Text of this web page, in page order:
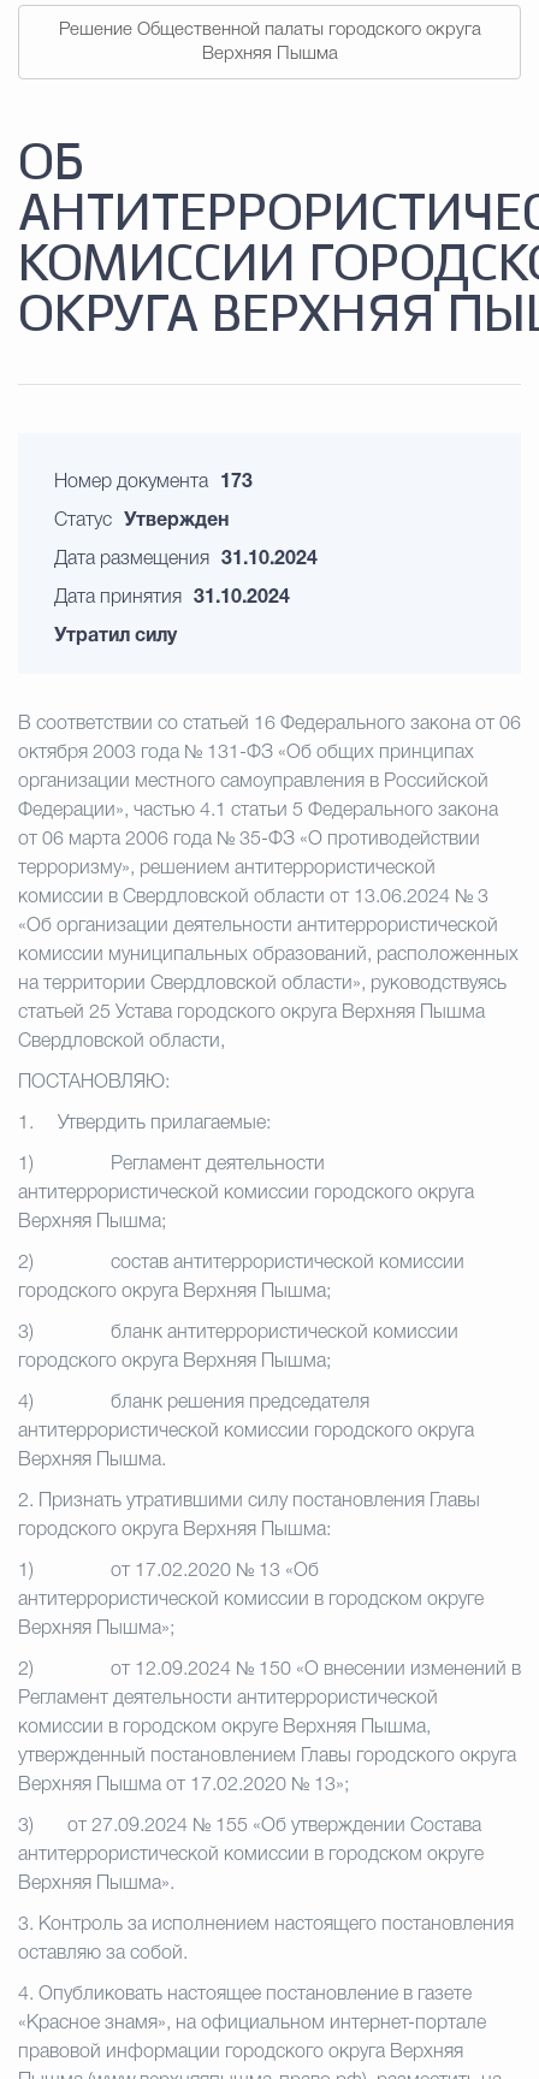
Решение Общественной палаты городского округа
Верхняя Пышма
ОБ
КОМИССИИ
ОКРУГА ВЕРХНЯЯ
Номер документа 173
Статус Утвержден
Дата размещения 31.10.2024
Дата принятия 31.10.2024
Утратил силу
В соответствии со статьей 16 Федерального закона от 06
октября 2003 года № 131-ФЗ «Об общих принципах
организации местного самоуправления в Российской
Федерации», частью 4.1 статьи 5 Федерального закона
от 06 марта 2006 года № 35-ФЗ «О противодействии
терроризму», решением антитеррористической
комиссии в Свердловской области от 13.06.2024 № 3
«Об организации деятельности антитеррористической
комиссии муниципальных образований, расположенных
на территории Свердловской области», руководствуясь
статьей 25 Устава городского округа Верхняя Пышма
Свердловской области,
ПОСТАНОВЛЯЮ:
1. Утвердить прилагаемые:
1) Регламент деятельности
антитеррористической комиссии городского округа
Верхняя Пышма;
2) состав антитеррористической комиссии
городского округа Верхняя Пышма;
3) бланк антитеррористической комиссии
городского округа Верхняя Пышма;
4) бланк решения председателя
антитеррористической комиссии городского округа
Верхняя Пышма.
2. Признать утратившими силу постановления Главы
городского округа Верхняя Пышма:
1) от 17.02.2020 № 13 «Об
антитеррористической комиссии в городском округе
Верхняя Пышма»;
2) от 12.09.2024 № 150 «О внесении изменений в
Регламент деятельности антитеррористической
комиссии в городском округе Верхняя Пышма,
утвержденный постановлением Главы городского округа
Верхняя Пышма от 17.02.2020 № 13»;
3) от 27.09.2024 № 155 «Об утверждении Состава
антитеррористической комиссии в городском округе
Верхняя Пышма».
3. Контроль за исполнением настоящего постановления
оставляю за собой.
4. Опубликовать настоящее постановление в газете
«Красное знамя», на официальном интернет-портале
правовой информации городского округа Верхняя